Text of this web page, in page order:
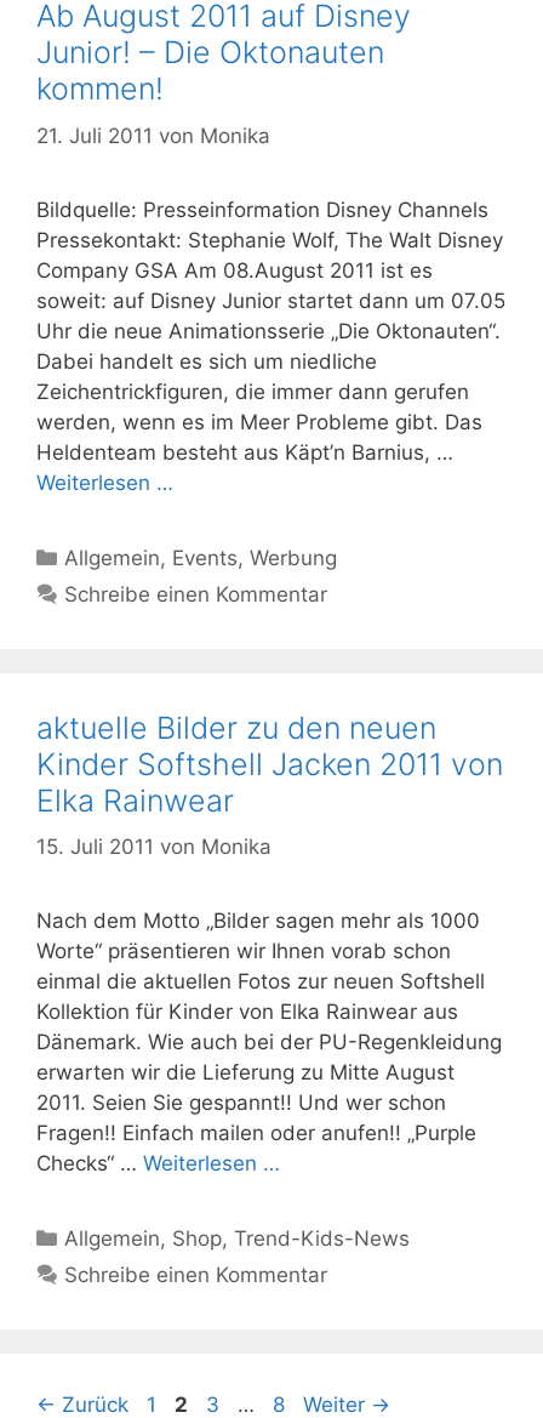
Ab August 2011 auf Disney
Junior! – Die Oktonauten
kommen!
21. Juli 2011 von Monika
Bildquelle: Presseinformation Disney Channels
Pressekontakt: Stephanie Wolf, The Walt Disney
Company GSA Am 08.August 2011 ist es
soweit: auf Disney Junior startet dann um 07.05
Uhr die neue Animationsserie „Die Oktonauten“.
Dabei handelt es sich um niedliche
Zeichentrickfiguren, die immer dann gerufen
werden, wenn es im Meer Probleme gibt. Das
Heldenteam besteht aus Käpt’n Barnius, …
Weiterlesen …
Kategorien
Allgemein, Events,Werbung
Schreibe einen Kommentar
aktuelle Bilder zu den neuen
Kinder Softshell Jacken 2011 von
Elka Rainwear
15. Juli 2011 von Monika
Nach dem Motto „Bilder sagen mehr als 1000
Worte“ präsentieren wir Ihnen vorab schon
einmal die aktuellen Fotos zur neuen Softshell
Kollektion für Kinder von Elka Rainwear aus
Dänemark. Wie auch bei der PU-Regenkleidung
erwarten wir die Lieferung zu Mitte August
2011. Seien Sie gespannt!! Und wer schon
Fragen!! Einfach mailen oder anufen!! „Purple
Checks“ … Weiterlesen …
Kategorien
Allgemein, Shop,Trend-Kids-News
Schreibe einen Kommentar
← Zurück Seite
1 Seite
2 Seite
3 … Seite
8 Weiter →